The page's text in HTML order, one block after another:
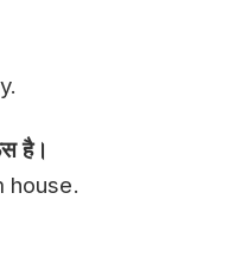
है।
house.